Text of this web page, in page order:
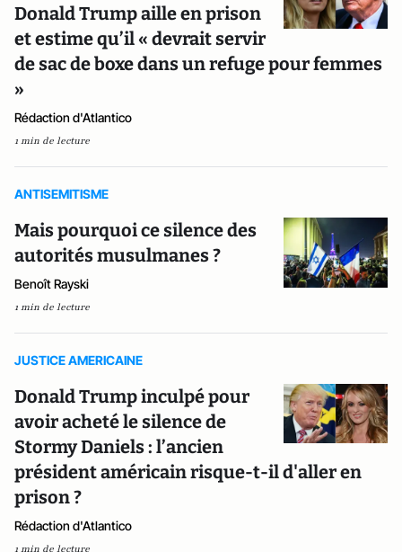
Donald Trump aille en prison
et estime qu’il « devrait servir
de sac de boxe dans un refuge pour femmes
»
Rédaction d'Atlantico
1 min de lecture
ANTISEMITISME
Mais pourquoi ce silence des
autorités musulmanes ?
Benoît Rayski
1 min de lecture
JUSTICE AMERICAINE
Donald Trump inculpé pour
avoir acheté le silence de
Stormy Daniels : l’ancien
président américain risque-t-il d'aller en
prison ?
Rédaction d'Atlantico
1 min de lecture